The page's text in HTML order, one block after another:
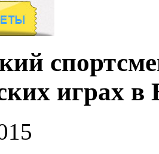
играх в